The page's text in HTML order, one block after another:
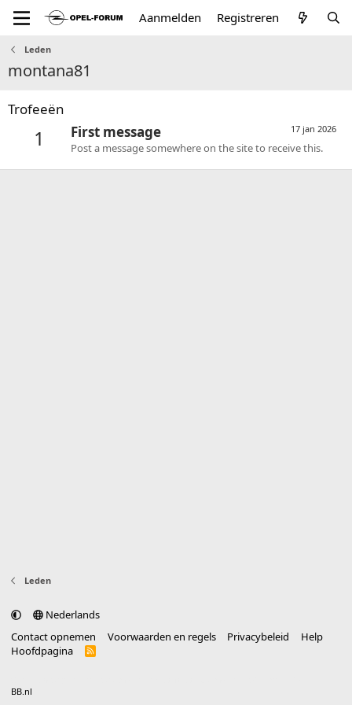
Aanmelden Registreren
Leden
montana81
Trofeeën
1 17 jan 2026
First message
Post a message somewhere on the site to receive this.
Leden
Nederlands
Contact opnemen
Voorwaarden en regels Privacybeleid
Help
Hoofdpagina
R
BB.nl